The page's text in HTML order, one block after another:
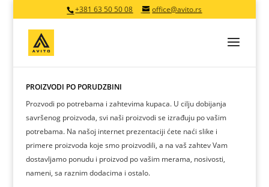
+381 63 50 50 08 office@avito.rs
PROIZVODI PO PORUDŽBINI
Prozvodi po potrebama i zahtevima kupaca. U cilju dobijanja
savršenog proizvoda, svi naši proizvodi se izrađuju po vašim
potrebama. Na našoj internet prezentaciji ćete naći slike i
primere proizvoda koje smo proizvodili, a na vaš zahtev Vam
dostavljamo ponudu i proizvod po vašim merama, nosivosti,
nameni, sa raznim dodacima i ostalo.